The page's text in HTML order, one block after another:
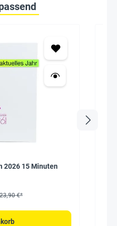
2026 15 Minuten
23,90 €*